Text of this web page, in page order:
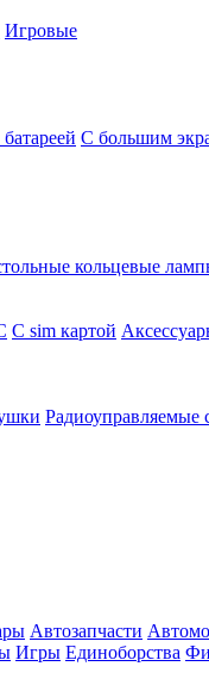
Игровые
С большим
кольцевые
C sim картой
Радиоуправляемые
Автозапчасти
Игры Единоборства